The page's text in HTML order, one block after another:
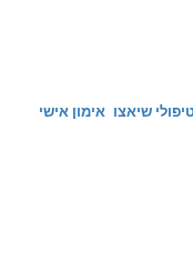
שיאצו אימון אישי